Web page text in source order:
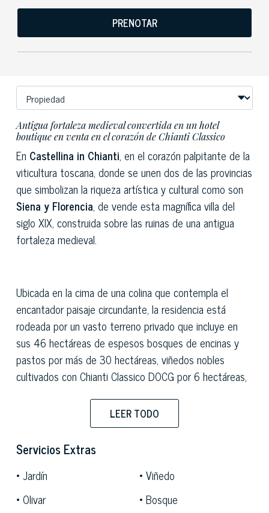
PRENOTAR
Antigua fortaleza medieval convertida en un hotel
boutique en venta en el corazón de Chianti Classico
En Castellina in Chianti, en el corazón palpitante de la
viticultura toscana, donde se unen dos de las provincias
que simbolizan la riqueza artística y cultural como son
Siena y Florencia, de vende esta magnífica villa del
siglo XIX, construida sobre las ruinas de una antigua
fortaleza medieval.
Ubicada en la cima de una colina que contempla el
encantador paisaje circundante, la residencia está
rodeada por un vasto terreno privado que incluye en
sus 46 hectáreas de espesos bosques de encinas y
pastos por más de 30 hectáreas, viñedos nobles
cultivados con Chianti Classico DOCG por 6 hectáreas,
olivos en tres hectáreas, para una producción de unas
mil botellas de aceite de oliva virgen extra.
Un maravilloso jardín de 5.000 m2 rodea la casa de
vegetación, dotándola de espacios perfectamente
LEER TODO
Servicios Extras
Jardín
Viñedo
Olivar
Bosque